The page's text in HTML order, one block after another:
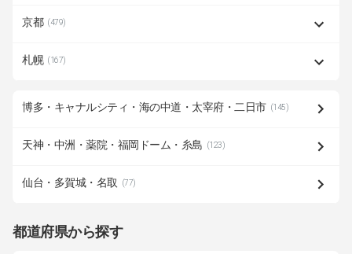
京都 (479)
札幌 (167)
博多・キャナルシティ・海の中道・太宰府・二日市 (145)
天神・中洲・薬院・福岡ドーム・糸島 (123)
仙台・多賀城・名取 (77)
都道府県から探す